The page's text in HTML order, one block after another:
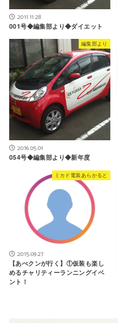
2011.11.28
001号◆編集部より◆ダイエット
編集部より
2016.05.01
054号◆編集部より◆新年度
ミカド電装あらかると
2015.09.27
【あべクンが行く】①仮装も楽し
めるチャリティーランニングイベ
ント！